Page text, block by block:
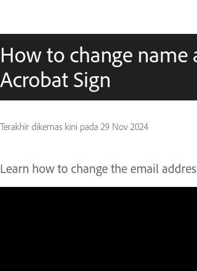
How to change name
Acrobat Sign
Terakhir dikemas kini pada 29 Nov 2024
Learn how to change the email